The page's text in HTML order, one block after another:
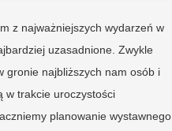
z najważniejszych wydarzeń w
uzasadnione. Zwykle
gronie najbliższych nam osób i
w trakcie uroczystości
planowanie wystawnego